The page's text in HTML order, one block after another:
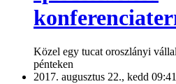
Közel egy tucat oroszlányi
pénteken
2017. augusztus 22., kedd 09:41